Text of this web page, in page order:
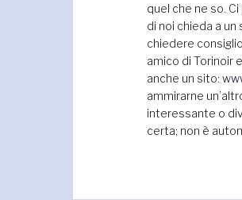
quel che ne so.
di noi chieda a
chiedere
amico di Torinoir
anche un sito:
ammirarne
interessante o
certa; non è